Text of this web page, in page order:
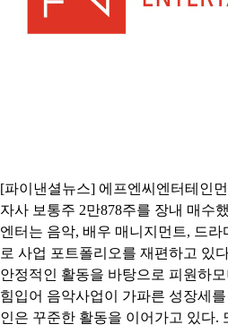
[파이낸셜뉴스] 에프엔씨엔터테인
자사 보통주 2만878주를 장내 매수
엔터는 음악, 배우 매니지먼트, 드
로 사업 포트폴리오를 재편하고 있
안정적인 활동을 바탕으로 피원하
힘입어 음악사업이 가파른 성장세
인은 꾸준한 활동을 이어가고 있다.